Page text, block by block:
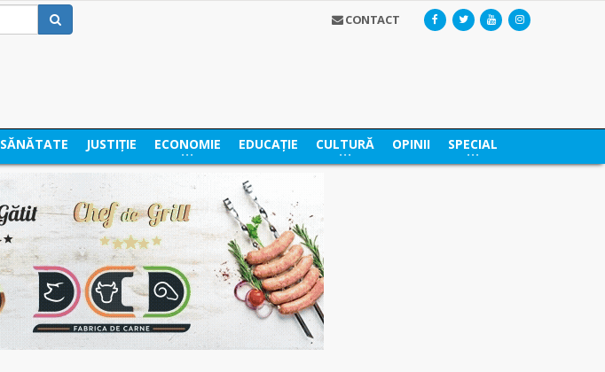
CONTACT
SĂNĂTATE JUSTIȚIE ECONOMIE EDUCAȚIE CULTURĂ OPINII SPECIAL